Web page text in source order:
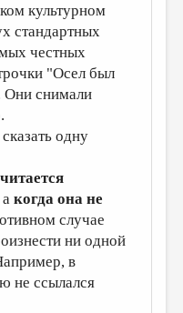
культурном
стандартных
честных
"Осел был
Они снимали
одну
акогда она не
случае
ни одной
в
не ссылался